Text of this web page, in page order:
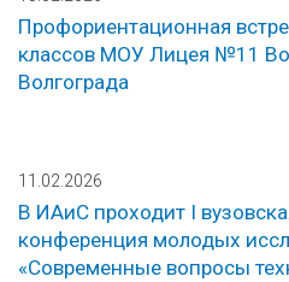
Профориентационная
классов МОУ Лицея №11
Волгограда
11.02.2026
В ИАиС проходит I
конференция молодых
«Современные вопросы